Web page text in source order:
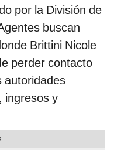
por la División de
buscan
Brittini Nicole
perder contacto
autoridades
ingresos y